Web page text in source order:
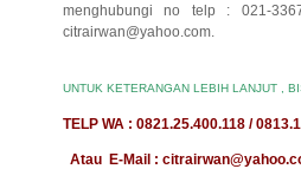
menghubungi no telp : 021-
citrairwan@yahoo.com.
UNTUK KETERANGAN LEBIH LANJUT ,
TELP WA : 0821.25.400.118 /
Atau E-Mail :